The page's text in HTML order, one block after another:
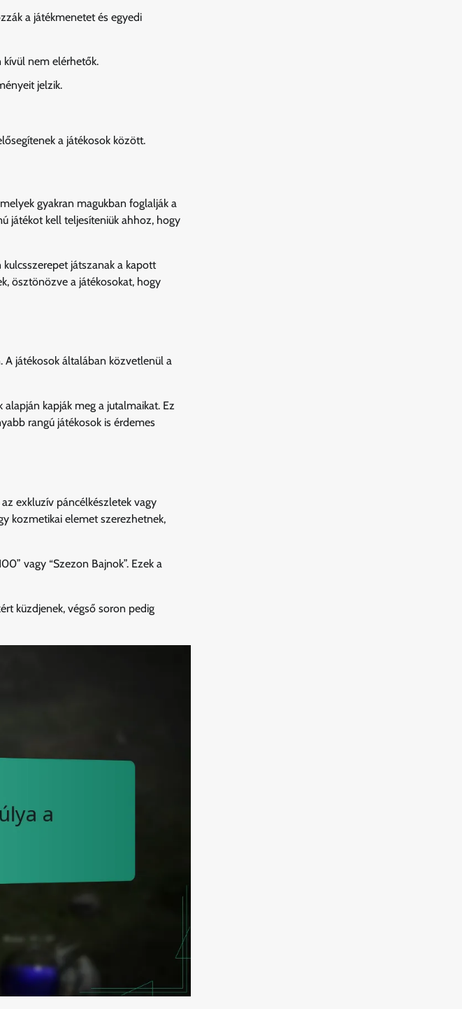
a játékmenetet és egyedi
kívül nem elérhetők.
jelzik.
a játékosok között.
gyakran magukban foglalják a
játékot kell teljesíteniük ahhoz, hogy
játszanak a kapott
ösztönözve a játékosokat, hogy
A játékosok általában közvetlenül a
kapják meg a jutalmaikat. Ez
rangú játékosok is érdemes
exkluzív páncélkészletek vagy
kozmetikai elemet szerezhetnek,
vagy “Szezon Bajnok”. Ezek a
küzdjenek, végső soron pedig